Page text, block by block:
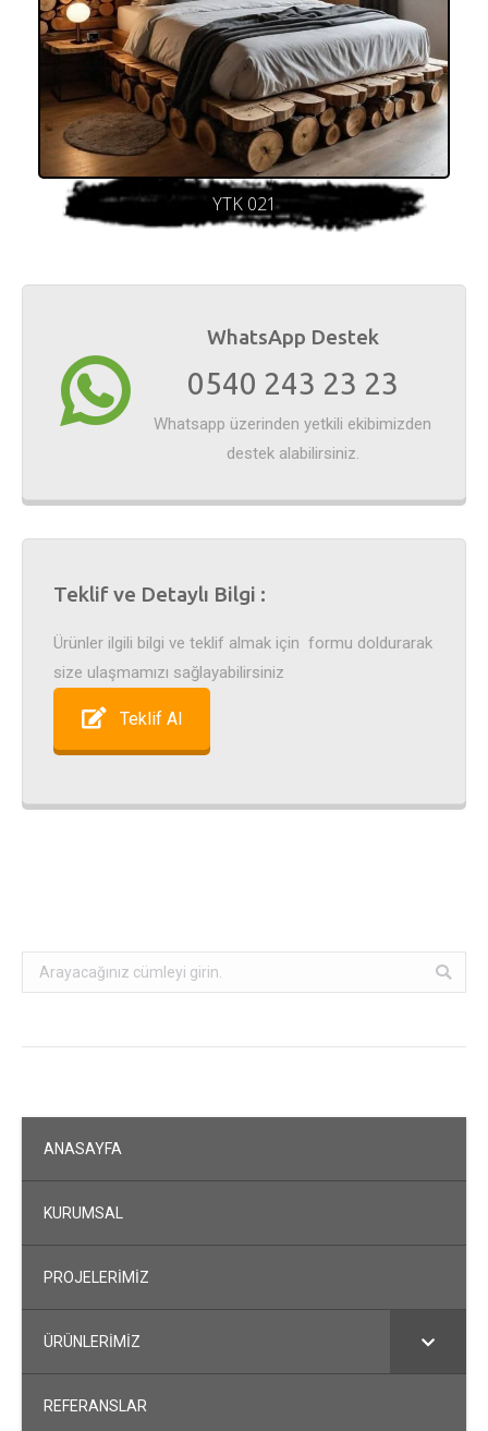
YTK 021
WhatsApp Destek
0540 243 23 23
Whatsapp üzerinden yetkili ekibimizden
destek alabilirsiniz.
Teklif ve Detaylı Bilgi :
Ürünler ilgili bilgi ve teklif almak için formu doldurarak
size ulaşmamızı sağlayabilirsiniz
Teklif Al
Search:
ANASAYFA
KURUMSAL
PROJELERİMİZ
ÜRÜNLERİMİZ
REFERANSLAR